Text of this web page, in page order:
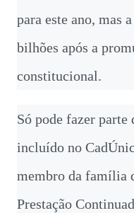
para este ano, mas
bilhões após a
constitucional.
Só pode fazer parte
incluído no
membro da família
Prestação